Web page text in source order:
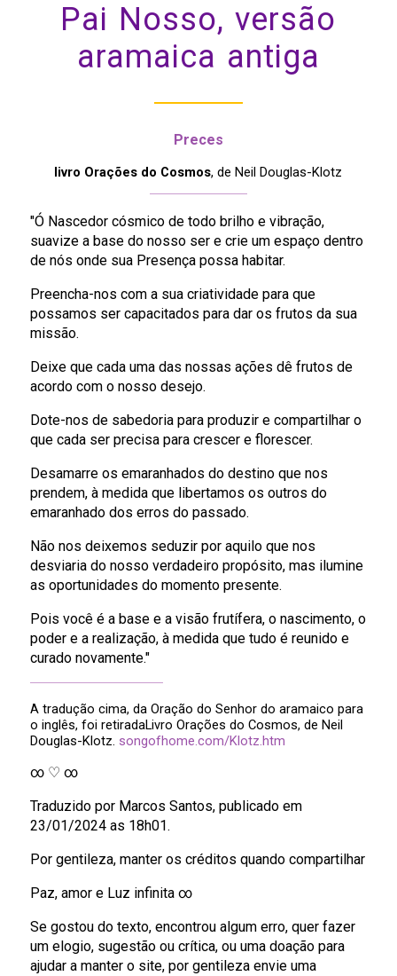
Pai Nosso, versão
aramaica antiga
Preces
livro Orações do Cosmos, de Neil Douglas-Klotz
"Ó Nascedor cósmico de todo brilho e vibração,
suavize a base do nosso ser e crie um espaço dentro
de nós onde sua Presença possa habitar.
Preencha-nos com a sua criatividade para que
possamos ser capacitados para dar os frutos da sua
missão.
Deixe que cada uma das nossas ações dê frutos de
acordo com o nosso desejo.
Dote-nos de sabedoria para produzir e compartilhar o
que cada ser precisa para crescer e florescer.
Desamarre os emaranhados do destino que nos
prendem, à medida que libertamos os outros do
emaranhado dos erros do passado.
Não nos deixemos seduzir por aquilo que nos
desviaria do nosso verdadeiro propósito, mas ilumine
as oportunidades do momento presente.
Pois você é a base e a visão frutífera, o nascimento, o
poder e a realização, à medida que tudo é reunido e
curado novamente."
A tradução cima, da Oração do Senhor do aramaico para
o inglês, foi retiradaLivro Orações do Cosmos, de Neil
Douglas-Klotz. songofhome.com/Klotz.htm
∞ ♡ ∞
Traduzido por Marcos Santos, publicado em
23/01/2024 as 18h01.
Por gentileza, manter os créditos quando compartilhar
Paz, amor e Luz infinita ∞
Se gostou do texto, encontrou algum erro, quer fazer
um elogio, sugestão ou crítica, ou uma doação para
ajudar a manter o site, por gentileza envie uma